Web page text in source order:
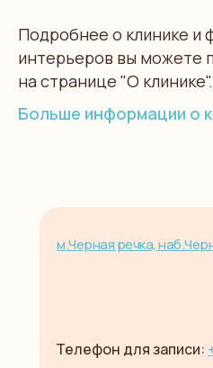
Подробнее о клинике и
интерьеров вы можете
на странице "О клинике".
Больше информации о
м.Черная речка,
Телефон для записи: